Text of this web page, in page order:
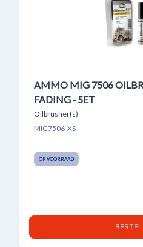
AMMO MIG 7506
FADING - SET
Oilbrusher(s)
MIG7506-XS
OP VOORRAAD